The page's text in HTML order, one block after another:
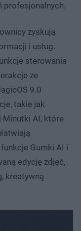
profesjonalnych.
zyskują
i usług.
sterowania
ze
9.0
takie jak
Minutki AI, które
Gumki AI i
edycję zdjęć,
kreatywną